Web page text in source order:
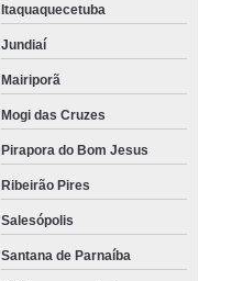
Itaquaquecetuba
Jundiaí
Mairiporã
Mogi das Cruzes
Pirapora do Bom Jesus
Ribeirão Pires
Salesópolis
Santana de Parnaíba